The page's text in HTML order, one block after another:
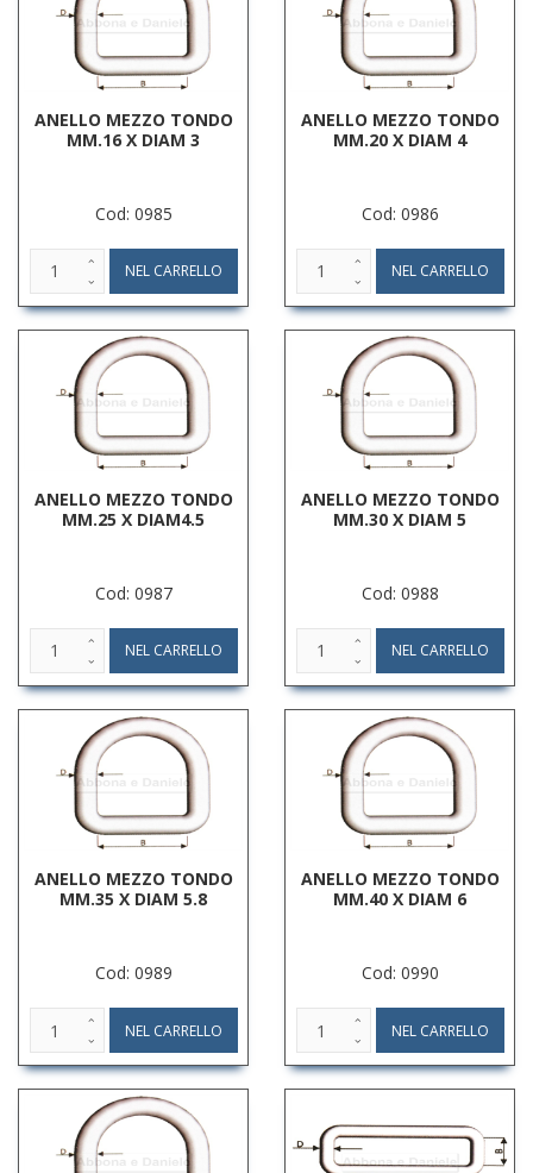
ANELLO MEZZO TONDO
MM.16 X DIAM 3
Cod: 0985
ANELLO MEZZO TONDO
MM.20 X DIAM 4
Cod: 0986
ANELLO MEZZO TONDO
MM.25 X DIAM4.5
Cod: 0987
ANELLO MEZZO TONDO
MM.30 X DIAM 5
Cod: 0988
ANELLO MEZZO TONDO
MM.35 X DIAM 5.8
Cod: 0989
ANELLO MEZZO TONDO
MM.40 X DIAM 6
Cod: 0990